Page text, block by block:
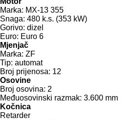
Marka: MX-13 355
Snaga: 480 k.s. (353 kW)
Gorivo: dizel
Euro: Euro 6
Mjenjač
Marka: ZF
Tip: automat
Broj prijenosa: 12
Osovine
Broj osovina: 2
Međuosovinski razmak: 3.600 mm
Kočnica
Retarder